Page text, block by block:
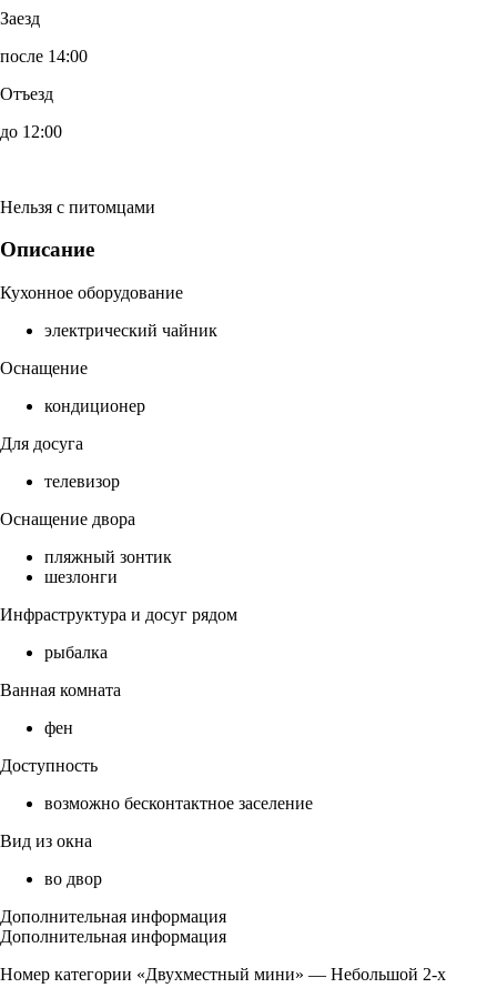
Заезд
после 14:00
Отъезд
до 12:00
Нельзя с питомцами
Описание
Кухонное оборудование
электрический чайник
Оснащение
кондиционер
Для досуга
телевизор
Оснащение двора
пляжный зонтик
шезлонги
Инфраструктура и досуг рядом
рыбалка
Ванная комната
фен
Доступность
возможно бесконтактное заселение
Вид из окна
во двор
Дополнительная информация
Дополнительная информация
Номер категории «Двухместный мини» — Небольшой 2-х